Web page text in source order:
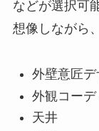
などが選択可
想像しながら
外壁意匠デ
外観コーデ
天井